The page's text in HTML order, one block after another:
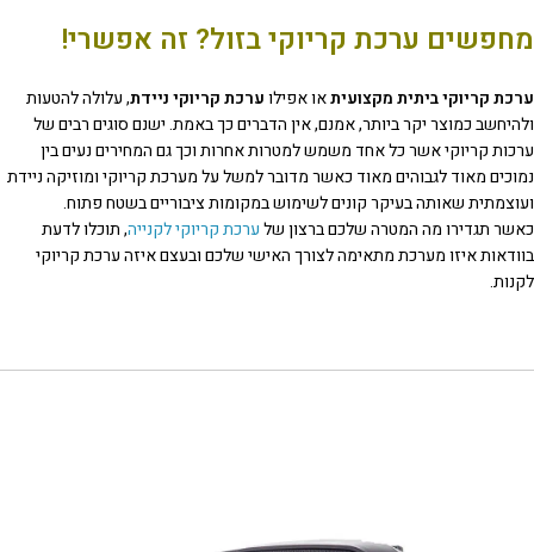
מחפשים ערכת קריוקי בזול? זה אפשרי!
ערכת קריוקי ביתית מקצועיתאו אפילוערכת קריוקי ניידת, עלולה להטעות
ולהיחשב כמוצר יקר ביותר, אמנם, אין הדברים כך באמת. ישנם סוגים רבים של
ערכות קריוקי אשר כל אחד משמש למטרות אחרות וכך גם המחירים נעים בין
נמוכים מאוד לגבוהים מאוד כאשר מדובר למשל על מערכת קריוקי ומוזיקה ניידת
ועוצמתית שאותה בעיקר קונים לשימוש במקומות ציבוריים בשטח פתוח.
כאשר תגדירו מה המטרה שלכם ברצון שלערכת קריוקי לקנייה, תוכלו לדעת
בוודאות איזו מערכת מתאימה לצורך האישי שלכם ובעצם איזה ערכת קריוקי
לקנות.